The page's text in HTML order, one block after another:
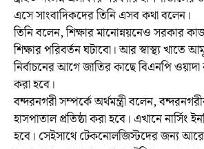
এসে সাংবাদিকদের তিনি এসব কথা বলেন।
তিনি বলেন, শিক্ষার মানোন্নয়নেও সরকার
শিক্ষার পরিবর্তন ঘটাবো। আর স্বাস্থ্য খাতে
নির্বাচনের আগে জাতির কাছে বিএনপি
করা হবে।
বন্দরনগরী সম্পর্কে অর্থমন্ত্রী বলেন,
হাসপাতাল প্রতিষ্ঠা করা হবে। এখানে নার্সিং
হবে। সেইসাথে টেকনোলজিস্টদের জন্য